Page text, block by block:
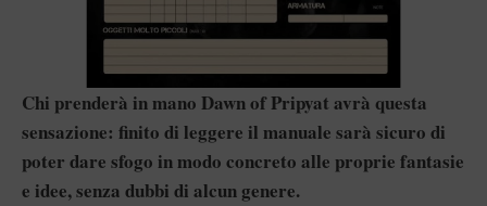
Chi prenderà in mano Dawn of Pripyat avrà questa
sensazione: finito di leggere il manuale sarà sicuro di
poter dare sfogo in modo concreto alle proprie fantasie
e idee, senza dubbi di alcun genere.